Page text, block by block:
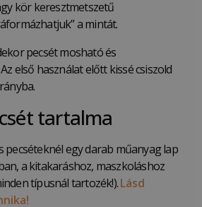
kör keresztmetszetű
a mintát.
pecsét mosható és
első használat előtt kissé csiszold
tartalma
pecséteknél egy darab műanyag lap
a kitakaráshoz, maszkoláshoz
típusnál tartozék!).Lásd